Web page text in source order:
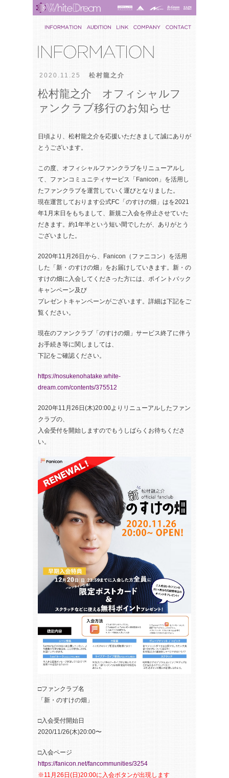
2020.11.25 松村龍之介
松村龍之介 オフィシャルフ
ァンクラブ移行のお知らせ
日頃より、松村龍之介を応援いただきまして誠にありが
とうございます。
この度、オフィシャルファンクラブをリニューアルし
て、ファンコミュニティサービス「Fanicon」を活用し
たファンクラブを運営していく運びとなりました。
現在運営しております公式FC「のすけの畑」はを2021
年1月末日をもちまして、新規ご入会を停止させていた
だきます。約1年半という短い間でしたが、ありがとう
ございました。
2020年11月26日から、Fanicon（ファニコン）を活用
した「新・のすけの畑」をお届けしていきます。新・の
すけの畑に入会してくださった方には、ポイントバック
キャンペーン及び
プレゼントキャンペーンがございます。詳細は下記をご
覧ください。
現在のファンクラブ「のすけの畑」サービス終了に伴う
お手続き等に関しましては、
下記をご確認ください。
https://nosukenohatake.white-
dream.com/contents/375512
2020年11月26日(木)20:00よりリニューアルしたファン
クラブの、
入会受付を開始しますのでもうしばらくお待ちくださ
い。
□ファンクラブ名
「新・のすけの畑」
□入会受付開始日
2020/11/26(木)20:00〜
□入会ページ
https://fanicon.net/fancommunities/3254
※11月26日(日)20:00に入会ボタンが出現します